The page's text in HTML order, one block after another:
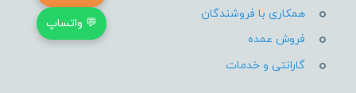
همکاری با فروشندگان
فروش عمده
گارانتی و خدمات
💬 واتساپ